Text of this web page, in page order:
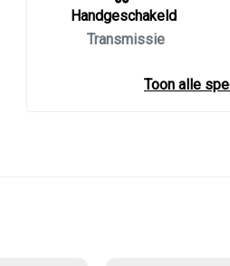
Handgeschakeld
Transmissie
Toon alle